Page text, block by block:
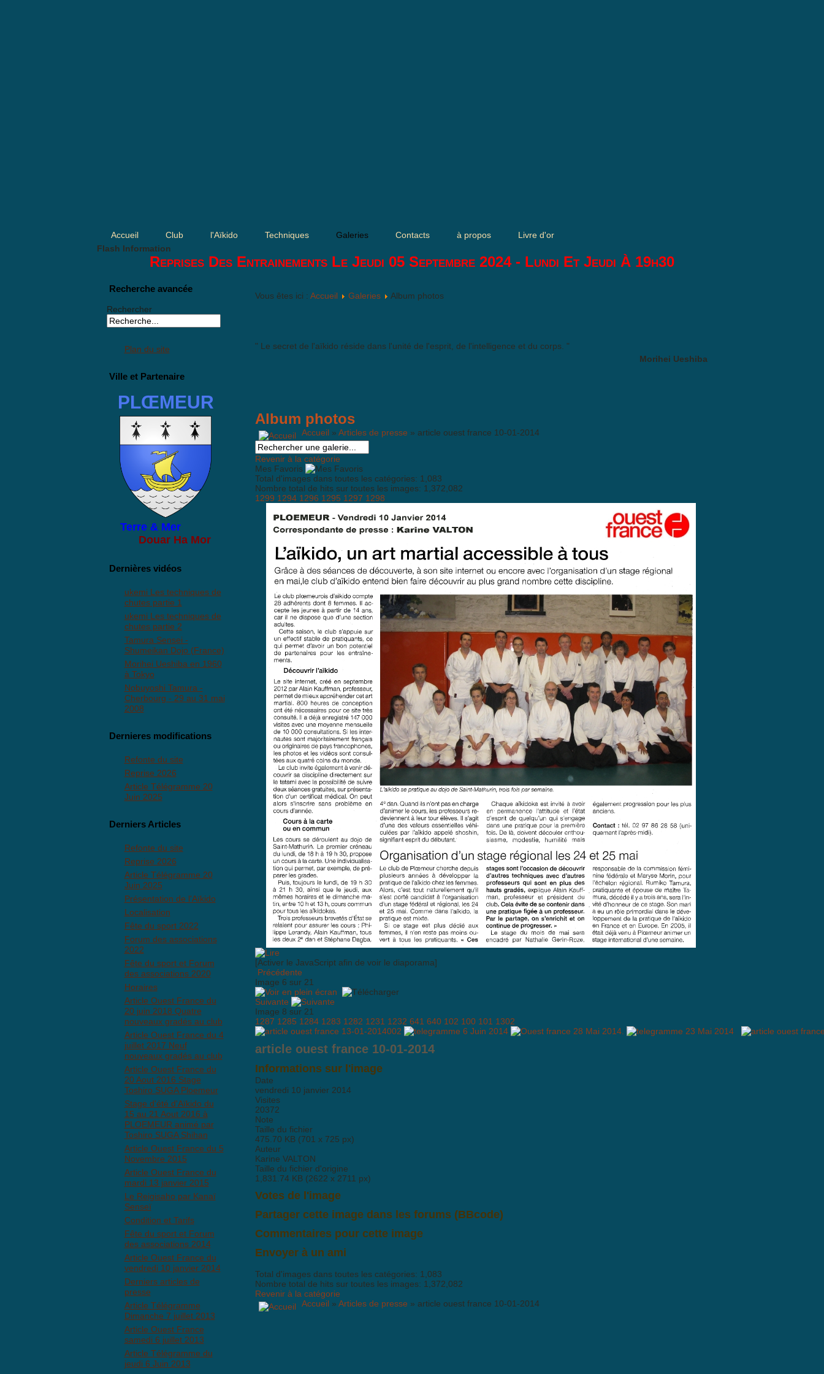
Accueil Club l'Aïkido Techniques Galeries Contacts à propos
Livre d'or
Flash Information
Reprises Des Entrainements Le Jeudi 05 Septembre 2024 - Lundi Et Jeudi À 19h30
Recherche avancée
Rechercher
Plan du site
Ville et Partenaire
PLŒMEUR
Terre & Mer
Douar Ha Mor
Dernières vidéos
ukemi Les techniques de
chutes partie 1
ukemi Les techniques de
chutes partie 2
Tamura Sensei -
Shumeikan Dojo (France)
Morihei Ueshiba en 1960
à Tokyo
Nobuyoshi Tamura -
Cherbourg - 29 au 31 mai
2008
Dernieres modifications
Refonte du site
Reprise 2026
Article Télégramme 20
Juin 2025
Derniers Articles
Refonte du site
Reprise 2026
Article Télégramme 20
Juin 2025
Présentation de l'Aïkido
Localisation
Fête du sport 2022
Forum des associations
2022
Fête du sport et Forum
des associations 2020
Horaires
Article Ouest France du
20 juin 2018 Quatre
nouveaux gradés au club
Article Ouest France du 4
juillet 2017 Neuf
nouveaux gradés au club
Article Ouest France du
20 Aout 2016 Stage
Toshiro SUGA Ploemeur
Stage d'été d'Aïkido du
15 au 21 Aout 2016 à
PLOEMEUR animé par
Toshiro SUGA Shihan
Article Ouest France du 5
Novembre 2015
Article Ouest France du
mardi 13 janvier 2015
Le Reigisaho par Kanaï
Senseï
Condition et Tarifs
Fête du sport et Forum
des associations 2014
Article Ouest France du
vendredi 10 janvier 2014
Derniers articles de
presse
Article Télégramme
Dimanche 7 juillet 2013
Article Ouest France
samedi 6 juillet 2013
Article Télégramme du
jeudi 6 Juin 2013
Vous êtes ici : Accueil Galeries Album photos
" Le secret de l'aïkido réside dans l'unité de l'esprit, de l'intelligence et du corps. "
Morihei Ueshiba
Album photos
Accueil » Articles de presse » article ouest france 10-01-2014
Revenir à la catégorie
Mes Favoris
Total d'images dans toutes les catégories: 1,083
Nombre total de hits sur toutes les images: 1,372,082
1299 1294 1296 1295 1297 1298
[Activer le JavaScript afin de voir le diaporama]
Précédente
Image 6 sur 21
Suivante
Image 8 sur 21
1287 1285 1284 1283 1282 1231 1232 641 640 102 100 101 1302
article ouest france 10-01-2014
Informations sur l'image
Date
vendredi 10 janvier 2014
Visites
20372
Note
Taille du fichier
475.70 KB (701 x 725 px)
Auteur
Karine VALTON
Taille du fichier d'origine
1,831.74 KB (2622 x 2711 px)
Votes de l'image
Partager cette image dans les forums (BBcode)
Commentaires pour cette image
Envoyer à un ami
Total d'images dans toutes les catégories: 1,083
Nombre total de hits sur toutes les images: 1,372,082
Revenir à la catégorie
Accueil » Articles de presse » article ouest france 10-01-2014